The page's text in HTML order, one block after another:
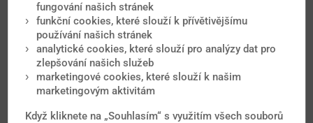
fungování našich stránek
funkční cookies, které slouží k přívětivějšímu
používání našich stránek
analytické cookies, které slouží pro analýzy dat pro
zlepšování našich služeb
marketingové cookies, které slouží k našim
marketingovým aktivitám
Když kliknete na „Souhlasím“ s využitím všech souborů